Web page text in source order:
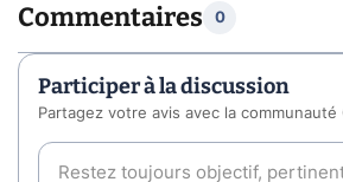
Commentaires 0
Participer à la discussion
Partagez votre avis avec la communauté